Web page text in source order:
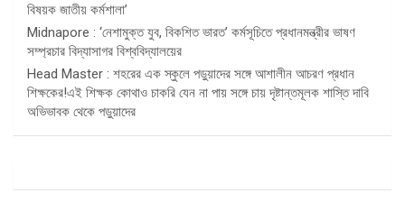
বিষয়ক জাতীয় কর্মশালা’
Midnapore : ‘নেশামুক্ত যুব, বিকশিত ভারত’ কর্মসূচিতে প্রধানমন্ত্রীর ভাষণ
সম্প্রচার বিদ্যাসাগর বিশ্ববিদ্যালয়ের
Head Master : শহরের এক স্কুলে পড়ুয়াদের সঙ্গে আশালীন আচরণ প্রধান
শিক্ষকের!এই শিক্ষক কোথাও চাকরি যেন না পায় সঙ্গে চায় দৃষ্টান্তমূলক শাস্তি দাবি
অভিভাবক থেকে পড়ুয়াদের